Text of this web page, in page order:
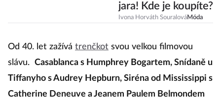
jara! Kde je koupíte?
Ivona Horváth SouralováMóda
Od 40. let zažívá trenčkot svou velkou filmovou
slávu. Casablanca s Humphrey Bogartem, Snídaně u
Tiffanyho s Audrey Hepburn, Siréna od Mississippi s
Catherine Deneuve a Jeanem Paulem Belmondem